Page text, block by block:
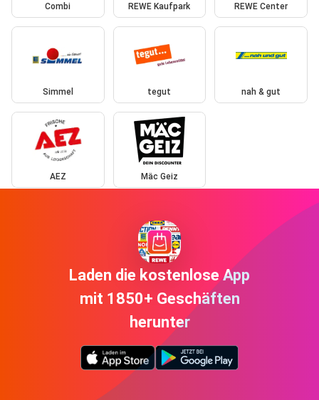
Combi REWE Kaufpark REWE Center
Simmel tegut nah & gut
AEZ Mäc Geiz
Laden die kostenlose App
mit 1850+ Geschäften
herunter